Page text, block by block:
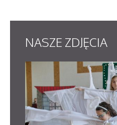
NASZE ZDJĘCIA